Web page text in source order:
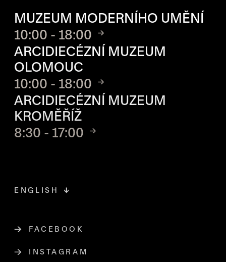
MUZEUM MODERNÍHO UMĚNÍ
10:00 - 18:00
ARCIDIECÉZNÍ MUZEUM
OLOMOUC
10:00 - 18:00
ARCIDIECÉZNÍ MUZEUM
KROMĚŘÍŽ
8:30 - 17:00
FACEBOOKODKAZ SE OTEVŘE NA NOVÉ
INSTAGRAMODKAZ SE OTEVŘE NA NOVÉ
ENGLISH